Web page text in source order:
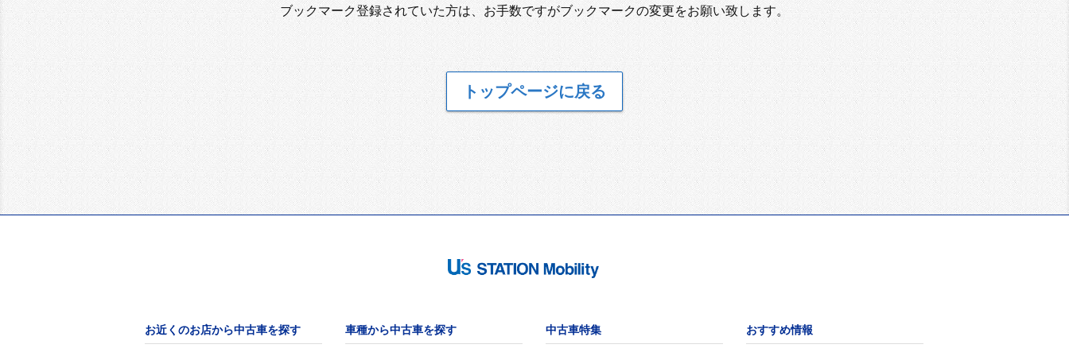
ブックマーク登録されていた方は、お手数ですがブックマークの変更をお願い致します。
トップページに戻る
お近くのお店から中古車を探す 車種から中古車を探す 中古車特集 おすすめ情報